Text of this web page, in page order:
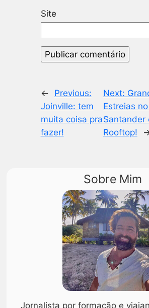
Site
←
Previous:
Joinville: tem
muita coisa pra
fazer!
Next:
Estreias
Santander
Rooftop!
Sobre Mim
Jornalista por formação e